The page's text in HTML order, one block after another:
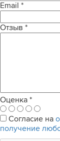
Email *
Отзыв *
Оценка *
Согласие на
получение